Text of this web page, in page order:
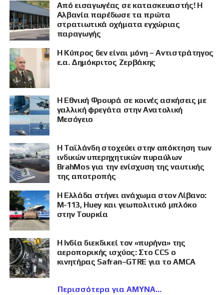
Από εισαγωγέας σε κατασκευαστής! Η
Αλβανία παρέδωσε τα πρώτα
στρατιωτικά οχήματα εγχώριας
παραγωγής
Η Κύπρος δεν είναι μόνη – Αντιστράτηγος
ε.α. Δημόκριτος Ζερβάκης
Η Εθνική Φρουρά σε κοινές ασκήσεις με
γαλλική φρεγάτα στην Ανατολική
Μεσόγειο
Η Ταϊλάνδη στοχεύει στην απόκτηση των
ινδικών υπερηχητικών πυραύλων
BrahMos για την ενίσχυση της ναυτικής
της αποτροπής
Η Ελλάδα στήνει ανάχωμα στον Λίβανο:
M-113, Huey και γεωπολιτικό μπλόκο
στην Τουρκία
Η Ινδία διεκδικεί τον «πυρήνα» της
αεροπορικής ισχύος: Στο CCS ο
κινητήρας Safran–GTRE για το AMCA
Περισσότερα για ΑΜΥΝΑ